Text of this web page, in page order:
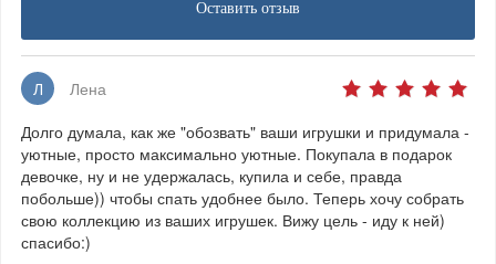
Оставить отзыв
Л
Лена
Долго думала, как же "обозвать" ваши игрушки и придумала -
уютные, просто максимально уютные. Покупала в подарок
девочке, ну и не удержалась, купила и себе, правда
побольше)) чтобы спать удобнее было. Теперь хочу собрать
свою коллекцию из ваших игрушек. Вижу цель - иду к ней)
спасибо:)